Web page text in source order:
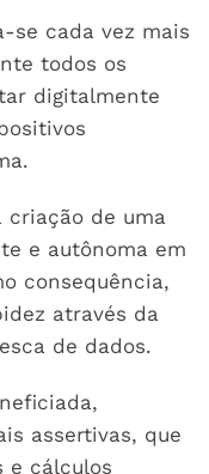
se cada vez mais
todos os
digitalmente
criação de uma
e autônoma em
consequência,
através da
de dados.
assertivas, que
e cálculos